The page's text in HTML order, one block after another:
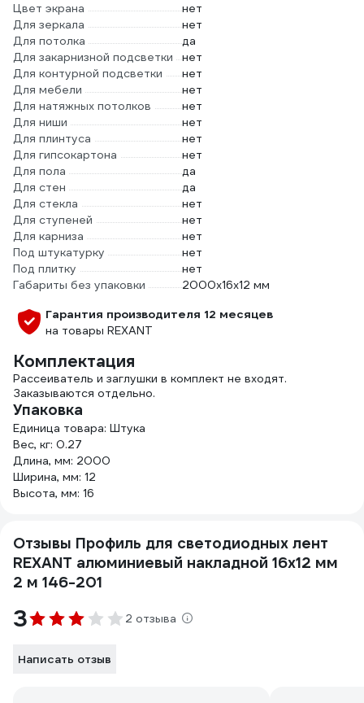
Цвет экрана
нет
Для зеркала
нет
Для потолка
да
Для закарнизной подсветки
нет
Для контурной подсветки
нет
Для мебели
нет
Для натяжных потолков
нет
Для ниши
нет
Для плинтуса
нет
Для гипсокартона
нет
Для пола
да
Для стен
да
Для стекла
нет
Для ступеней
нет
Для карниза
нет
Под штукатурку
нет
Под плитку
нет
Габариты без упаковки
2000х16х12 мм
Гарантия производителя 12 месяцев
на товары REXANT
Комплектация
Рассеиватель и заглушки в комплект не входят.
Заказываются отдельно.
Упаковка
Единица товара: Штука
Вес, кг: 0.27
Длина, мм: 2000
Ширина, мм: 12
Высота, мм: 16
Отзывы Профиль для светодиодных лент
REXANT алюминиевый накладной 16x12 мм
2 м 146-201
3 2 отзыва
Написать отзыв